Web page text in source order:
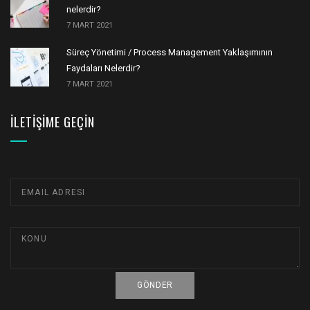
nelerdir?
7 MART 2021
Süreç Yönetimi / Process Management Yaklaşımının
Faydaları Nelerdir?
7 MART 2021
İLETIŞIME GEÇIN